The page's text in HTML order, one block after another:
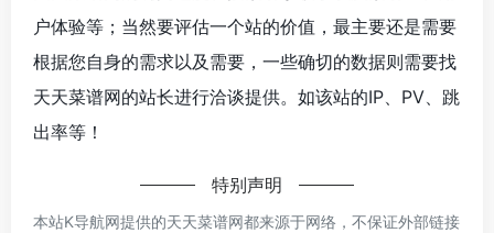
户体验等；当然要评估一个站的价值，最主要还是需要
根据您自身的需求以及需要，一些确切的数据则需要找
天天菜谱网的站长进行洽谈提供。如该站的IP、PV、跳
出率等！
特别声明
本站K导航网提供的天天菜谱网都来源于网络，不保证外部链接